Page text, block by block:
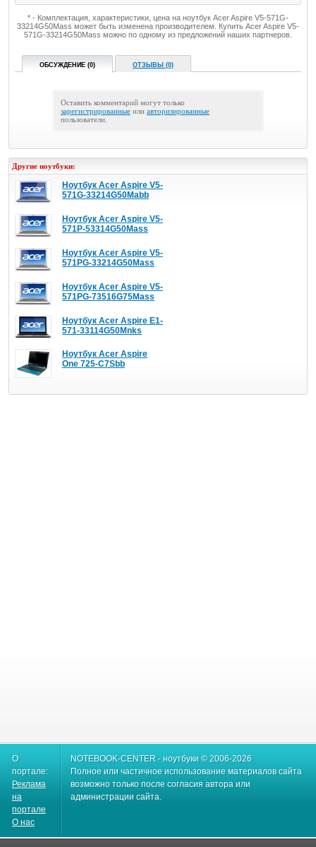
* - Комплектация, характеристики, цена на ноутбук Acer Aspire V5-571G-
33214G50Mass может быть изменена производителем. Купить Acer Aspire V5-
571G-33214G50Mass можно по одному из предложений наших партнеров.
ОБСУЖДЕНИЕ (0) ОТЗЫВЫ (0)
Оставить комментарий могут только
зарегистрированные или авторизированные
пользователи.
Другие ноутбуки:
Ноутбук Acer Aspire V5-
571G-33214G50Mabb
Ноутбук Acer Aspire V5-
571P-53314G50Mass
Ноутбук Acer Aspire V5-
571PG-33214G50Mass
Ноутбук Acer Aspire V5-
571PG-73516G75Mass
Ноутбук Acer Aspire E1-
571-33114G50Mnks
Ноутбук Acer Aspire
One 725-C7Sbb
О
портале:
Реклама
на
портале
О нас
NOTEBOOK-CENTER - ноутбуки © 2006-2026
Полное или частичное использование материалов сайта
возможно только после согласия автора или
администрации сайта.